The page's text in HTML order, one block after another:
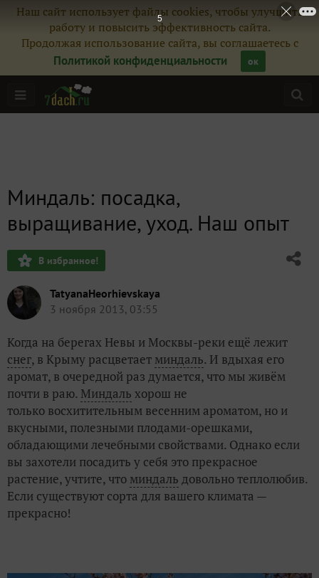
Наш сайт использует файлы cookies, чтобы улучшить
работу и повысить эффективность сайта.
Продолжая использование сайта, вы соглашаетесь с
Политикой конфиденциальности
ок
Миндаль: посадка,
выращивание, уход. Наш опыт
В избранное!
TatyanaHeorhievskaya
3 ноября 2013, 03:55
Когда на берегах Невы и Москвы-реки ещё лежит
снег, в Крыму расцветает миндаль. И вдыхая его
аромат, в очередной раз думается, что мы живём
почти в раю. Миндаль хорош не
только восхитительным весенним ароматом, но и
вкусными, полезными плодами-орешками,
обладающими лечебными свойствами. Однако если
вы захотели посадить у себя это прекрасное
растение, учтите, что миндаль довольно теплолюбив.
Если существуют сорта для вашего климата —
прекрасно!
3